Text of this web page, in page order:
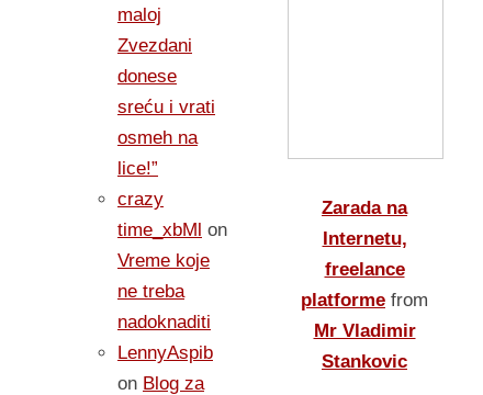
maloj
Zvezdani
donese
sreću i vrati
osmeh na
lice!”
crazy
time_xbMl on
Vreme koje
ne treba
nadoknaditi
LennyAspib
on Blog za
Zarada na
Internetu,
freelance
platforme from
Mr Vladimir
Stankovic